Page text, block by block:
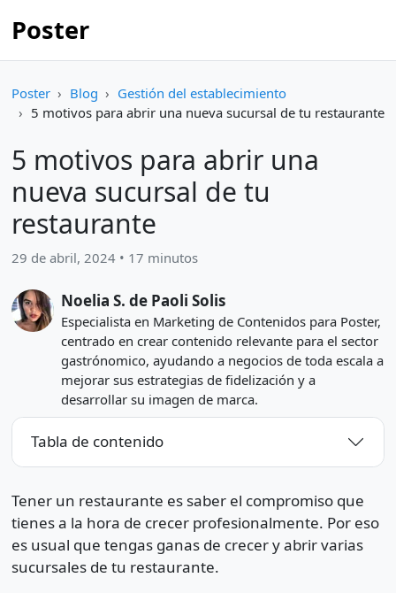
Poster
Poster Blog
Gestión del establecimiento
5 motivos para abrir una nueva sucursal de tu restaurante
5 motivos para abrir una
nueva sucursal de tu
restaurante
29 de abril, 2024 • 17 minutos
Noelia S. de Paoli Solis
Especialista en Marketing de Contenidos para Poster,
centrado en crear contenido relevante para el sector
gastrónomico, ayudando a negocios de toda escala a
mejorar sus estrategias de fidelización y a
desarrollar su imagen de marca.
Tabla de contenido
Tener un restaurante es saber el compromiso que
tienes a la hora de crecer profesionalmente. Por eso
es usual que tengas ganas de crecer y abrir varias
sucursales de tu restaurante.